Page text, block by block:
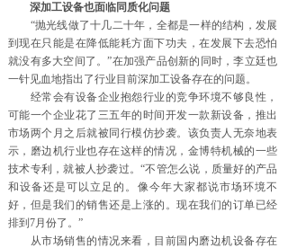
深加工设备也面临同质化问题
“抛光线做了十几二十年，全都是一样的结构，发展
到现在只能是在降低能耗方面下功夫，在发展下去恐怕
就没有多大空间了。”在加强产品创新的同时，李立廷也
一针见血地指出了行业目前深加工设备存在的问题。
经常会有设备企业抱怨行业的竞争环境不够良性，
可能一个企业花了三五年的时间开发一款新设备，推出
市场两个月之后就被同行模仿抄袭。该负责人无奈地表
示，磨边机行业也存在这样的情况，金博特机械的一些
技术专利，就被人抄袭过。“不管怎么说，质量好的产品
和设备还是可以立足的。像今年大家都说市场环境不
好，但是我们的销售还是上涨的。现在我们的订单已经
排到7月份了。”
从市场销售的情况来看，目前国内磨边机设备存在